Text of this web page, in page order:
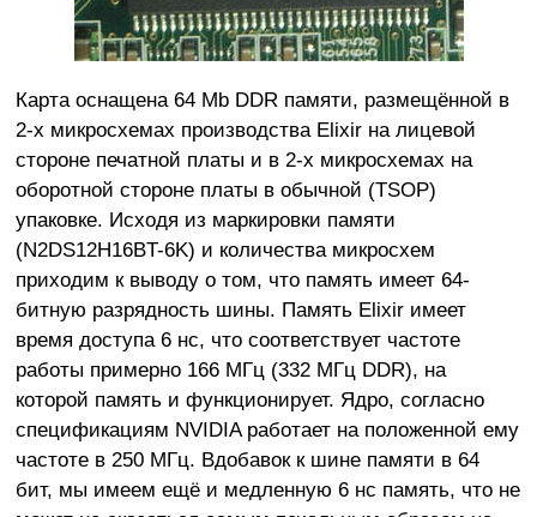
Карта оснащена 64 Mb DDR памяти, размещённой в
2-х микросхемах производства Elixir на лицевой
стороне печатной платы и в 2-х микросхемах на
оборотной стороне платы в обычной (TSOP)
упаковке. Исходя из маркировки памяти
(N2DS12H16BT-6K) и количества микросхем
приходим к выводу о том, что память имеет 64-
битную разрядность шины. Память Elixir имеет
время доступа 6 нс, что соответствует частоте
работы примерно 166 МГц (332 МГц DDR), на
которой память и функционирует. Ядро, согласно
спецификациям NVIDIA работает на положенной ему
частоте в 250 МГц. Вдобавок к шине памяти в 64
бит, мы имеем ещё и медленную 6 нс память, что не